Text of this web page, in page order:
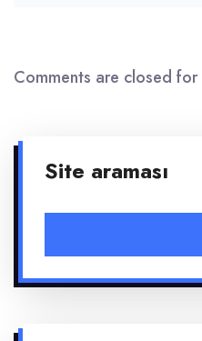
Comments are closed
Site araması